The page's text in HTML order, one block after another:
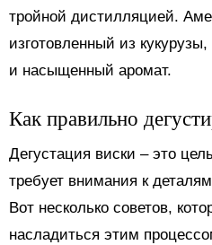
тройной дистилляцией.
изготовленный из
и насыщенный аромат.
Как правильно
Дегустация виски – это
требует внимания к
Вот несколько советов,
насладиться этим